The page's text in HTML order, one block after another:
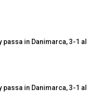
passa in Danimarca, 3-1 al
passa in Danimarca, 3-1 al